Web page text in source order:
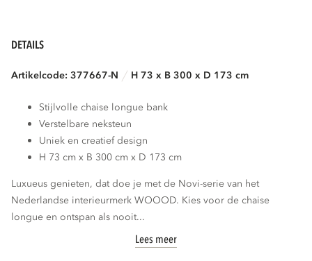
DETAILS
Artikelcode: 377667-N H 73 x B 300 x D 173 cm
Stijlvolle chaise longue bank
Verstelbare neksteun
Uniek en creatief design
H 73 cm x B 300 cm x D 173 cm
Luxueus genieten, dat doe je met de Novi-serie van het
Nederlandse interieurmerk WOOOD. Kies voor de chaise
longue en ontspan als nooit...
Lees meer